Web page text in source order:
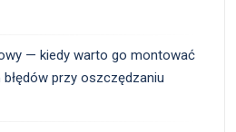
— kiedy warto go montować
przy oszczędzaniu